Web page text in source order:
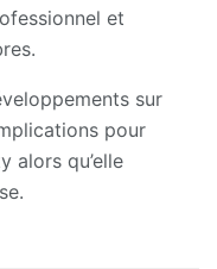
et
sur
pour
alors qu’elle